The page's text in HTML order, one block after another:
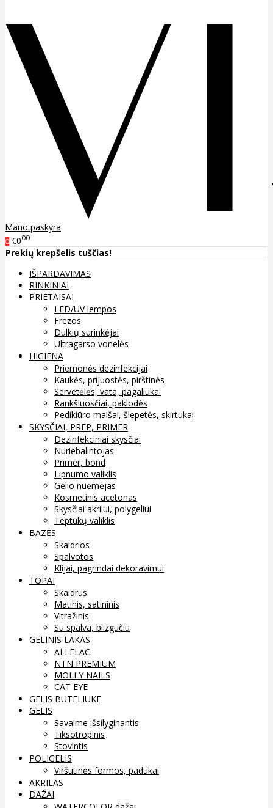
Mano paskyra
0 €000
Prekių krepšelis tuščias!
IŠPARDAVIMAS
RINKINIAI
PRIETAISAI
LED/UV lempos
Frezos
Dulkių surinkėjai
Ultragarso vonelės
HIGIENA
Priemonės dezinfekcijai
Kaukės, prijuostės, pirštinės
Servetėlės, vata, pagaliukai
Rankšluosčiai, paklodės
Pedikiūro maišai, šlepetės, skirtukai
SKYSČIAI, PREP, PRIMER
Dezinfekciniai skysčiai
Nuriebalintojas
Primer, bond
Lipnumo valiklis
Gelio nuėmėjas
Kosmetinis acetonas
Skysčiai akrilui, polygeliui
Teptukų valiklis
BAZĖS
Skaidrios
Spalvotos
Klijai, pagrindai dekoravimui
TOPAI
Skaidrus
Matinis, satininis
Vitražinis
Su spalva, blizgučiu
GELINIS LAKAS
ALLELAC
NTN PREMIUM
MOLLY NAILS
CAT EYE
GELIS BUTELIUKE
GELIS
Savaime išsilyginantis
Tiksotropinis
Stovintis
POLIGELIS
Viršutinės formos, padukai
AKRILAS
DAŽAI